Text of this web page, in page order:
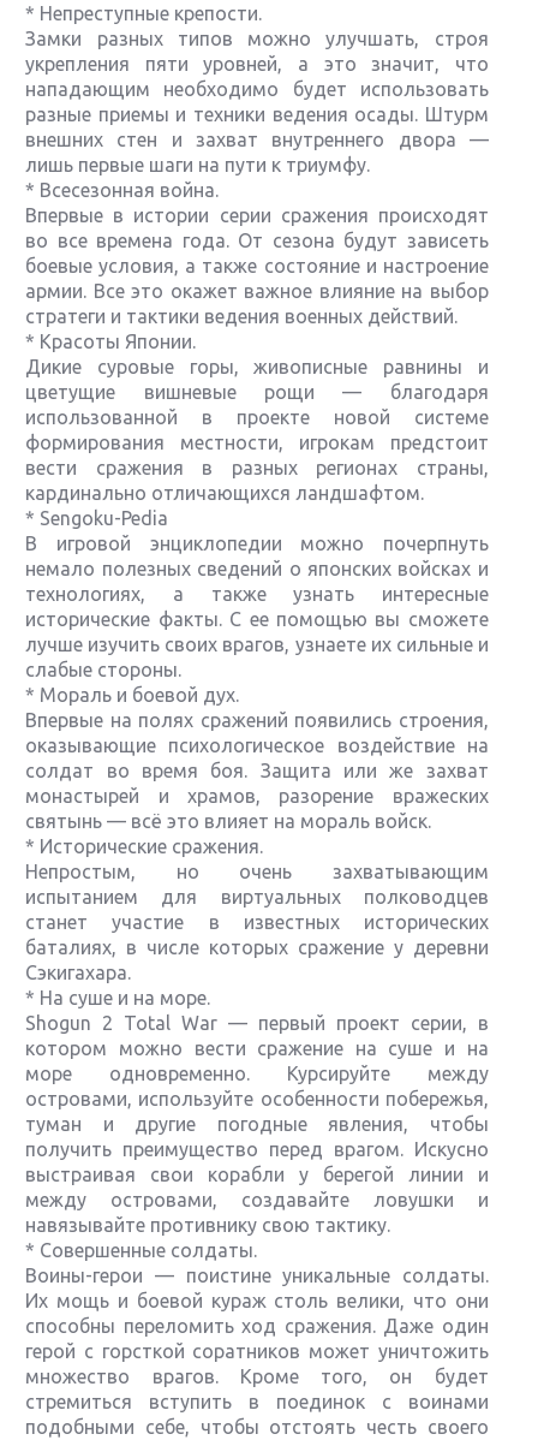
* Непреступные крепости.
Замки разных типов можно улучшать, строя
укрепления пяти уровней, а это значит, что
нападающим необходимо будет использовать
разные приемы и техники ведения осады. Штурм
внешних стен и захват внутреннего двора —
лишь первые шаги на пути к триумфу.
* Всесезонная война.
Впервые в истории серии сражения происходят
во все времена года. От сезона будут зависеть
боевые условия, а также состояние и настроение
армии. Все это окажет важное влияние на выбор
стратеги и тактики ведения военных действий.
* Красоты Японии.
Дикие суровые горы, живописные равнины и
цветущие вишневые рощи — благодаря
использованной в проекте новой системе
формирования местности, игрокам предстоит
вести сражения в разных регионах страны,
кардинально отличающихся ландшафтом.
* Sengoku-Pedia
В игровой энциклопедии можно почерпнуть
немало полезных сведений о японских войсках и
технологиях, а также узнать интересные
исторические факты. С ее помощью вы сможете
лучше изучить своих врагов, узнаете их сильные и
слабые стороны.
* Мораль и боевой дух.
Впервые на полях сражений появились строения,
оказывающие психологическое воздействие на
солдат во время боя. Защита или же захват
монастырей и храмов, разорение вражеских
святынь — всё это влияет на мораль войск.
* Исторические сражения.
Непростым, но очень захватывающим
испытанием для виртуальных полководцев
станет участие в известных исторических
баталиях, в числе которых сражение у деревни
Сэкигахара.
* На суше и на море.
Shogun 2 Total War — первый проект серии, в
котором можно вести сражение на суше и на
море одновременно. Курсируйте между
островами, используйте особенности побережья,
туман и другие погодные явления, чтобы
получить преимущество перед врагом. Искусно
выстраивая свои корабли у берегой линии и
между островами, создавайте ловушки и
навязывайте противнику свою тактику.
* Совершенные солдаты.
Воины-герои — поистине уникальные солдаты.
Их мощь и боевой кураж столь велики, что они
способны переломить ход сражения. Даже один
герой с горсткой соратников может уничтожить
множество врагов. Кроме того, он будет
стремиться вступить в поединок с воинами
подобными себе, чтобы отстоять честь своего